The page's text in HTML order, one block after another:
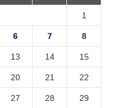
1
6 7 8
13 14 15
20 21 22
27 28 29